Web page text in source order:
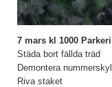
7 mars kl 1000
Städa bort fällda träd
Demontera
Riva staket